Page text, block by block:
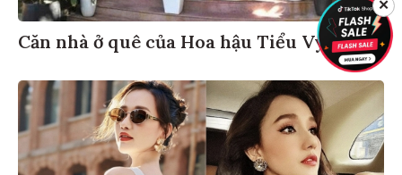
Căn nhà ở quê của Hoa hậu Tiểu Vy
✕